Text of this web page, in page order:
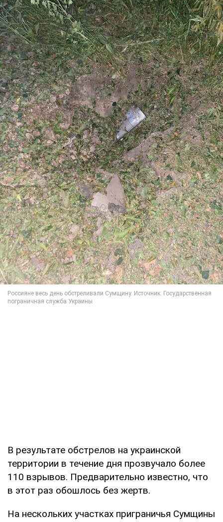
В результате обстрелов на украинской
территории в течение дня прозвучало более
110 взрывов. Предварительно известно, что
в этот раз обошлось без жертв.
На нескольких участках приграничья Сумщины